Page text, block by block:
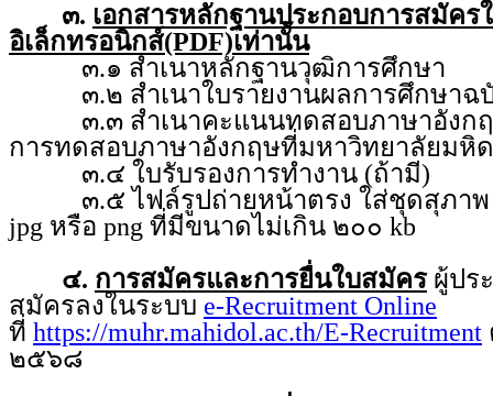
๓. เอกสารหลักฐานประกอบการสมัค
อิเล็กทรอนิกส์(PDF)เท่านั้น
๓.๑ สำเนาหลักฐานวุฒิการศึกษา
๓.๒ สำเนาใบรายงานผลการศึกษาฉ
๓.๓ สำเนาคะแนนทดสอบภาษาอังกฤ
การทดสอบภาษาอังกฤษที่มหาวิทยาลัยมหิ
๓.๔ ใบรับรองการทำงาน (ถ้ามี)
๓.๕ ไฟล์รูปถ่ายหน้าตรง ใส่ชุดสุภาพ ถ่
jpg หรือ png ที่มีขนาดไม่เกิน ๒๐๐ kb
๔. การสมัครและการยื่นใบสมัครผู้ปร
สมัครลงในระบบ e-Recruitment Online
ที่ https://muhr.mahidol.ac.th/E-Recruitment
๒๕๖๘